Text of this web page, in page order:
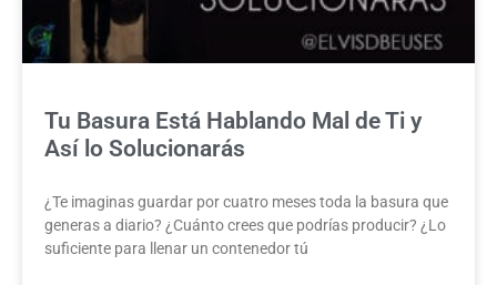
Tu Basura Está Hablando Mal de Ti y
Así lo Solucionarás
¿Te imaginas guardar por cuatro meses toda la basura que
generas a diario? ¿Cuánto crees que podrías producir? ¿Lo
suficiente para llenar un contenedor tú